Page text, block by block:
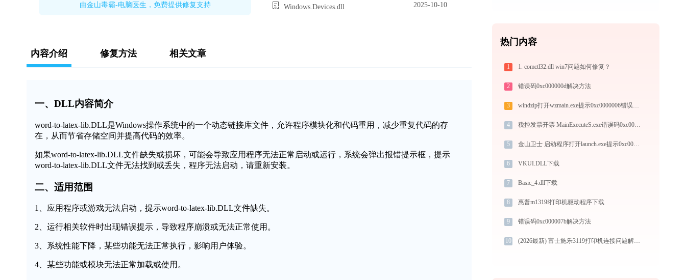
由金山毒霸-电脑医生，免费提供修复支持 Windows.Devices.dll 2025-10-10
内容介绍 修复方法 相关文章
一、DLL内容简介
word-to-latex-lib.DLL是Windows操作系统中的一个动态链接库文件，允许程序模块化和代码重用，减少重复代码的存
在，从而节省存储空间并提高代码的效率。
如果word-to-latex-lib.DLL文件缺失或损坏，可能会导致应用程序无法正常启动或运行，系统会弹出报错提示框，提示
word-to-latex-lib.DLL文件无法找到或丢失，程序无法启动，请重新安装。
二、适用范围
1、应用程序或游戏无法启动，提示word-to-latex-lib.DLL文件缺失。
2、运行相关软件时出现错误提示，导致程序崩溃或无法正常使用。
3、系统性能下降，某些功能无法正常执行，影响用户体验。
4、某些功能或模块无法正常加载或使用。
热门内容
1 1. comctl32.dll win7问题如何修复？
2 错误码0xc000000d解决方法
3 windzip打开wzmain.exe提示0xc0000006错误码怎么办
4 税控发票开票 MainExecuteS.exe错误码0xc000000d处理办法
5 金山卫士 启动程序打开launch.exe提示0xc0000006错误码怎么办
6 VKUI.DLL下载
7 Basic_4.dll下载
8 惠普m1319f打印机驱动程序下载
9 错误码0xc000007b解决方法
10 (2026最新) 富士施乐3119打印机连接问题解决方法 -金山毒霸